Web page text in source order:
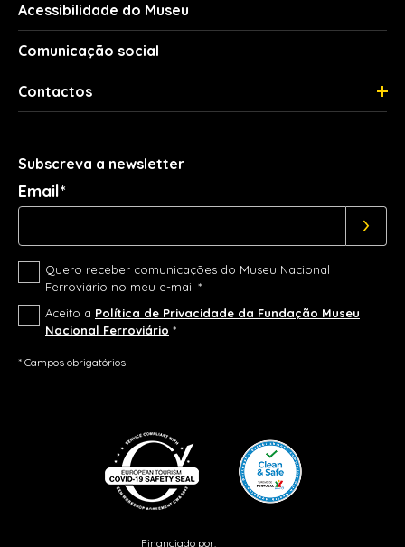
Acessibilidade do Museu
Comunicação social
Contactos
Subscreva a newsletter
Email*
Quero receber comunicações do Museu Nacional
Ferroviário no meu e-mail *
Aceito a Política de Privacidade da Fundação Museu
Nacional Ferroviário *
* Campos obrigatórios
Financiado por: